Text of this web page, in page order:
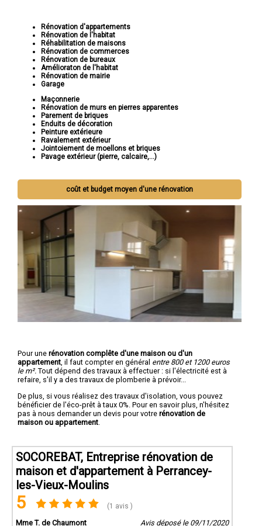
Rénovation d'appartements
Rénovation de l'habitat
Réhabilitation de maisons
Rénovation de commerces
Rénovation de bureaux
Amélioraton de l'habitat
Rénovation de mairie
Garage
Maçonnerie
Rénovation de murs en pierres apparentes
Parement de briques
Enduits de décoration
Peinture extérieure
Ravalement extérieur
Jointoiement de moellons et briques
Pavage extérieur (pierre, calcaire,...)
coût et budget moyen d'une rénovation
Pour une rénovation complête d'une maison ou d'un
appartement , il faut compter en général entre 800 et 1200 euros
le m². Tout dépend des travaux à effectuer : si l'électricité est à
refaire, s'il y a des travaux de plomberie à prévoir...
De plus, si vous réalisez des travaux d'isolation, vous pouvez
bénéficier de l'éco-prêt à taux 0%. Pour en savoir plus, n'hésitez
pas à nous demander un devis pour votre rénovation de
maison ou appartement
SOCOREBAT, Entreprise rénovation de
maison et d'appartement à Perrancey-
les-Vieux-Moulins
5 (1 avis )
Mme T. de Chaumont Avis déposé le 09/11/2020